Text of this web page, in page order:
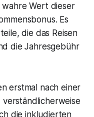
Wert dieser
Es
die das Reisen
die Jahresgebühr
erstmal nach einer
verständlicherweise
die inkludierten